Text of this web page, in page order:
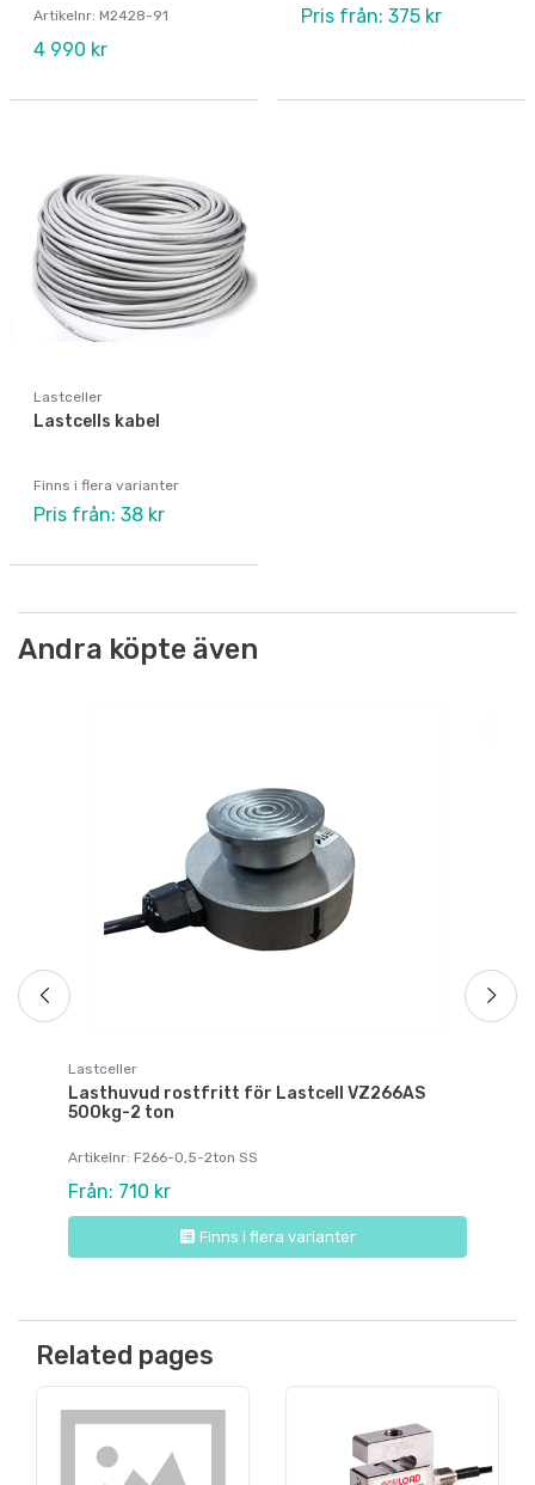
Artikelnr: M2428-91
4 990 kr
Pris från: 375 kr
Lastceller
Lastcells kabel
Finns i flera varianter
Pris från: 38 kr
Andra köpte även
Lastceller
Lasthuvud rostfritt för Lastcell VZ266AS
500kg-2 ton
Artikelnr: F266-0,5-2ton SS
Från: 710 kr
Finns i flera varianter
Related pages